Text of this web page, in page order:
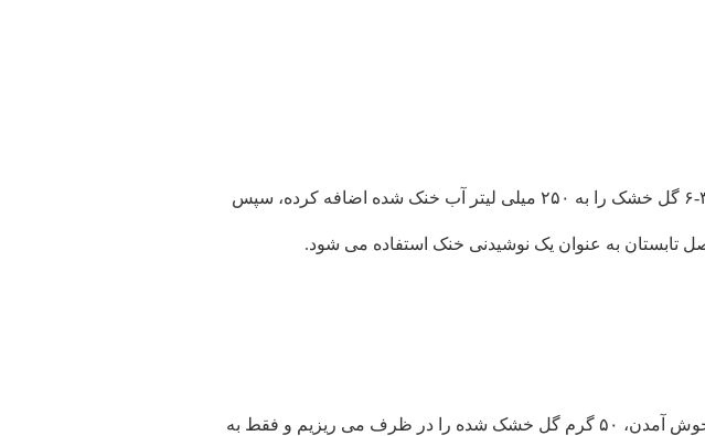
آب را می جوشانیم. سپس آن را تا ۴۰ درجه سانتی گراد خنک می کنیم. در اینجا ۳-۶ گل خشک را به ۲۵۰ میلی لیتر آب خنک شده اضافه کرده، سپس
به عنوان یک نوشیدنی خنک استفاده می شود.
ابتدا ۵ لیتر آب را در ظرفی کوچک ریخته و روی شعله قرار می دهیم. به محض جوش آمدن، ۵۰ گرم گل خشک شده را در ظرف می ریزیم و فقط به